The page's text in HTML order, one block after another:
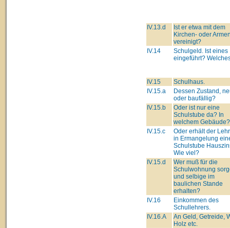
IV.13.d
Ist er etwa mit dem
Kirchen- oder
vereinigt?
IV.14
Schulgeld. Ist eines
eingeführt?
IV.15
Schulhaus.
IV.15.a
Dessen Zustand,
oder baufällig?
IV.15.b
Oder ist nur eine
Schulstube da? In
welchem Gebäude?
IV.15.c
Oder erhält der
in Ermangelung
Schulstube
Wie viel?
IV.15.d
Wer muß für die
Schulwohnung
und selbige im
baulichen Stande
erhalten?
IV.16
Einkommen des
Schullehrers.
IV.16.A
An Geld, Getreide,
Holz etc.